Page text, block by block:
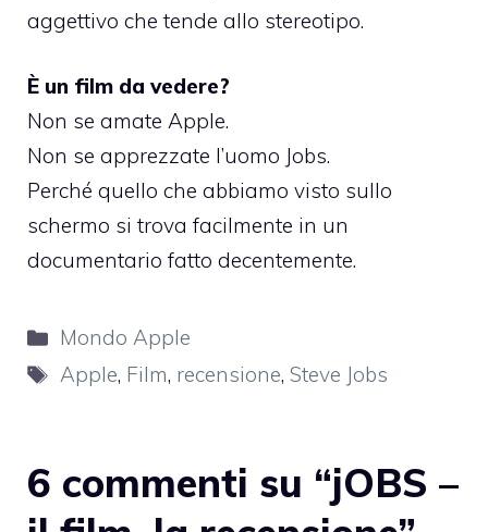
aggettivo che tende allo stereotipo.
È un film da vedere?
Non se amate Apple.
Non se apprezzate l’uomo Jobs.
Perché quello che abbiamo visto sullo
schermo si trova facilmente in un
documentario fatto decentemente.
Categorie
Mondo Apple
Tag
Apple, Film, recensione,Steve Jobs
6 commenti su “jOBS –